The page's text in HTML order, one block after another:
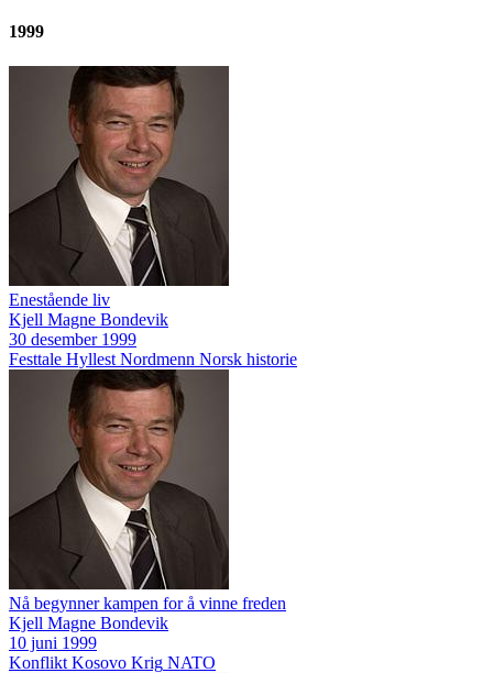
1999
Enestående liv
Kjell Magne Bondevik
30 desember 1999
Festtale Hyllest Nordmenn Norsk historie
Nå begynner kampen for å vinne freden
Kjell Magne Bondevik
10 juni 1999
Konflikt Kosovo Krig NATO